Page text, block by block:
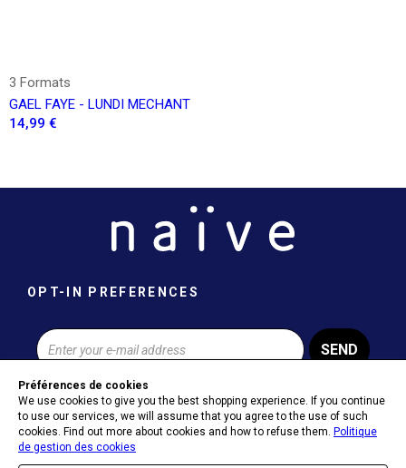
3 Formats
GAEL FAYE - LUNDI MECHANT
14,99 €
OPT-IN PREFERENCES
SEND
ABOUT NAÏVE
Préférences de cookies
We use cookies to give you the best shopping experience. If you continue
to use our services, we will assume that you agree to the use of such
cookies. Find out more about cookies and how to refuse them. Politique
de gestion des cookies